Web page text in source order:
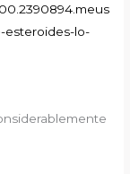
esteroides-lo-